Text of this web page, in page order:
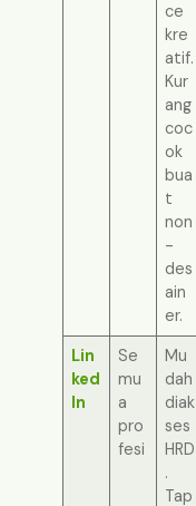
ce
kre
atif.
Kur
ang
coc
ok
bua
t
non
-
des
ain
er.
Lin
ked
In
Se
mu
a
pro
fesi
Mu
dah
diak
ses
HRD
.
Tap